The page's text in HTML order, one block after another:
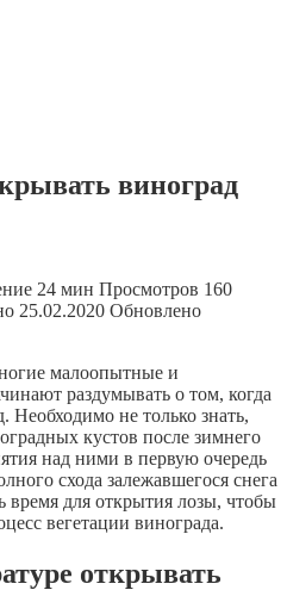
виноград
24 мин Просмотров 160
25.02.2020 Обновлено
малоопытные и
раздумывать о том, когда
Необходимо не только знать,
кустов после зимнего
над ними в первую очередь
схода залежавшегося снега
время для открытия лозы, чтобы
вегетации винограда.
открывать